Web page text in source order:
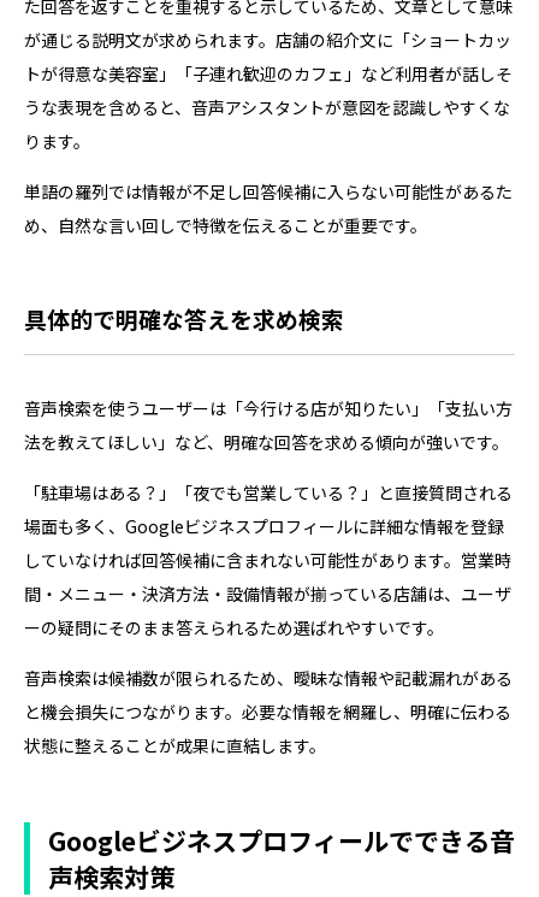
た回答を返すことを重視すると示しているため、文章として意味
が通じる説明文が求められます。店舗の紹介文に「ショートカッ
トが得意な美容室」「子連れ歓迎のカフェ」など利用者が話しそ
うな表現を含めると、音声アシスタントが意図を認識しやすくな
ります。
単語の羅列では情報が不足し回答候補に入らない可能性があるた
め、自然な言い回しで特徴を伝えることが重要です。
具体的で明確な答えを求め検索
音声検索を使うユーザーは「今行ける店が知りたい」「支払い方
法を教えてほしい」など、明確な回答を求める傾向が強いです。
「駐車場はある？」「夜でも営業している？」と直接質問される
場面も多く、Googleビジネスプロフィールに詳細な情報を登録
していなければ回答候補に含まれない可能性があります。営業時
間・メニュー・決済方法・設備情報が揃っている店舗は、ユーザ
ーの疑問にそのまま答えられるため選ばれやすいです。
音声検索は候補数が限られるため、曖昧な情報や記載漏れがある
と機会損失につながります。必要な情報を網羅し、明確に伝わる
状態に整えることが成果に直結します。
Googleビジネスプロフィールでできる音
声検索対策